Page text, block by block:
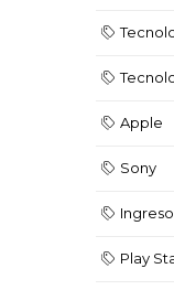
Apple
Sony
Play